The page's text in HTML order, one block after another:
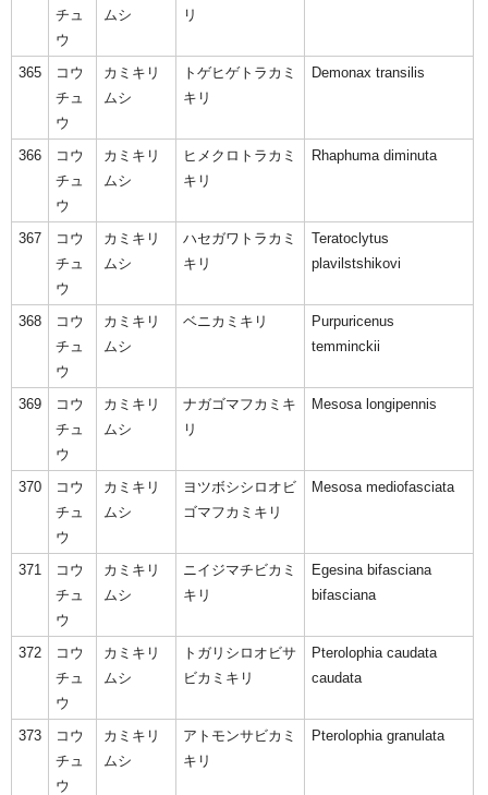
チュ
ウ
ムシ リ
365
コウ
チュ
ウ
カミキリ
ムシ
トゲヒゲトラカミ
キリ
Demonax transilis
366
コウ
チュ
ウ
カミキリ
ムシ
ヒメクロトラカミ
キリ
Rhaphuma diminuta
367
コウ
チュ
ウ
カミキリ
ムシ
ハセガワトラカミ
キリ
Teratoclytus
plavilstshikovi
368
コウ
チュ
ウ
カミキリ
ムシ
ベニカミキリ
Purpuricenus
temminckii
369
コウ
チュ
ウ
カミキリ
ムシ
ナガゴマフカミキ
リ
Mesosa longipennis
370
コウ
チュ
ウ
カミキリ
ムシ
ヨツボシシロオビ
ゴマフカミキリ
Mesosa mediofasciata
371
コウ
チュ
ウ
カミキリ
ムシ
ニイジマチビカミ
キリ
Egesina bifasciana
bifasciana
372
コウ
チュ
ウ
カミキリ
ムシ
トガリシロオビサ
ビカミキリ
Pterolophia caudata
caudata
373
コウ
チュ
ウ
カミキリ
ムシ
アトモンサビカミ
キリ
Pterolophia granulata